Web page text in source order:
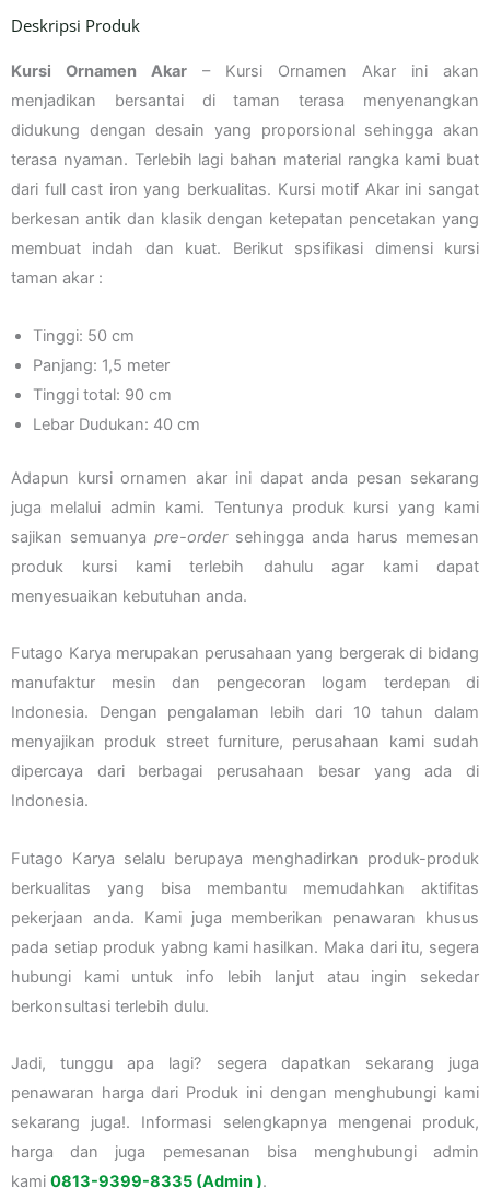
Deskripsi Produk
Kursi Ornamen Akar – Kursi Ornamen Akar ini akan
menjadikan bersantai di taman terasa menyenangkan
didukung dengan desain yang proporsional sehingga akan
terasa nyaman. Terlebih lagi bahan material rangka kami buat
dari full cast iron yang berkualitas. Kursi motif Akar ini sangat
berkesan antik dan klasik dengan ketepatan pencetakan yang
membuat indah dan kuat. Berikut spsifikasi dimensi kursi
taman akar :
Tinggi: 50 cm
Panjang: 1,5 meter
Tinggi total: 90 cm
Lebar Dudukan: 40 cm
Adapun kursi ornamen akar ini dapat anda pesan sekarang
juga melalui admin kami. Tentunya produk kursi yang kami
sajikan semuanya pre-ordersehingga anda harus memesan
produk kursi kami terlebih dahulu agar kami dapat
menyesuaikan kebutuhan anda.
Futago Karya merupakan perusahaan yang bergerak di bidang
manufaktur mesin dan pengecoran logam terdepan di
Indonesia. Dengan pengalaman lebih dari 10 tahun dalam
menyajikan produk street furniture, perusahaan kami sudah
dipercaya dari berbagai perusahaan besar yang ada di
Indonesia.
Futago Karya selalu berupaya menghadirkan produk-produk
berkualitas yang bisa membantu memudahkan aktifitas
pekerjaan anda. Kami juga memberikan penawaran khusus
pada setiap produk yabng kami hasilkan. Maka dari itu, segera
hubungi kami untuk info lebih lanjut atau ingin sekedar
berkonsultasi terlebih dulu.
Jadi, tunggu apa lagi? segera dapatkan sekarang juga
penawaran harga dari Produk ini dengan menghubungi kami
sekarang juga!. Informasi selengkapnya mengenai produk,
harga dan juga pemesanan bisa menghubungi admin
kami 0813-9399-8335 (Admin ).